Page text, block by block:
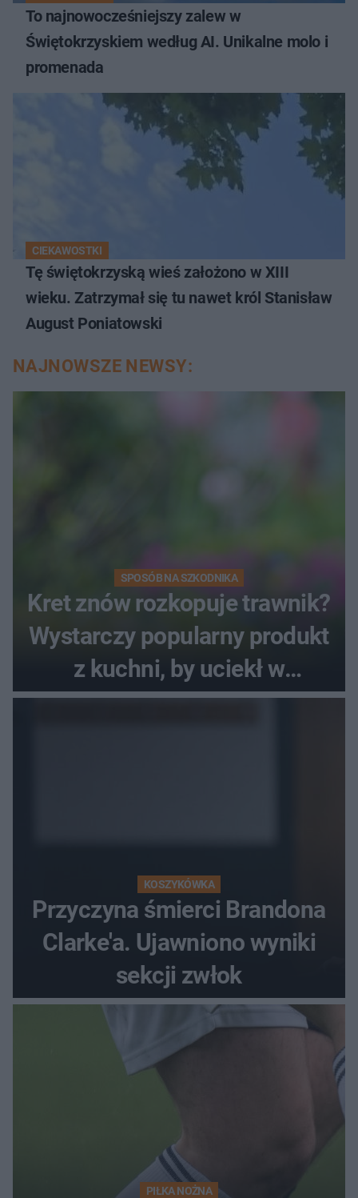
To najnowocześniejszy zalew w
Świętokrzyskiem według AI. Unikalne molo i
promenada
CIEKAWOSTKI
Tę świętokrzyską wieś założono w XIII
wieku. Zatrzymał się tu nawet król Stanisław
August Poniatowski
NAJNOWSZE NEWSY:
SPOSÓB NA SZKODNIKA
Kret znów rozkopuje trawnik?
Wystarczy popularny produkt
z kuchni, by uciekł w
popłochu
KOSZYKÓWKA
Przyczyna śmierci Brandona
Clarke'a. Ujawniono wyniki
sekcji zwłok
PIŁKA NOŻNA